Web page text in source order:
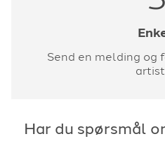
Send en melding og
Har du spørsmål